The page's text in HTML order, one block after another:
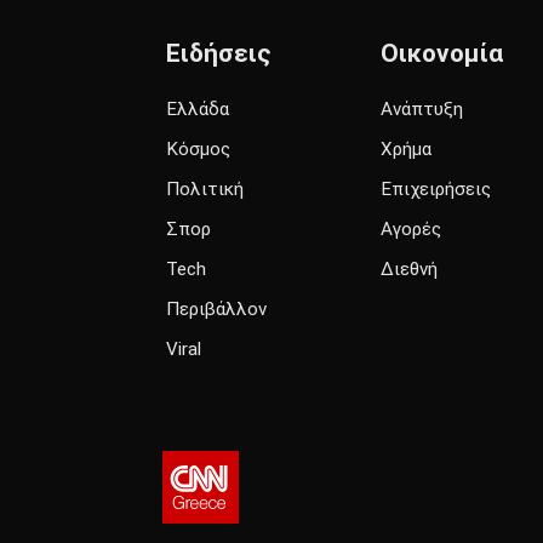
Ειδήσεις
Ελλάδα
Κόσμος
Πολιτική
Σπορ
Tech
Περιβάλλον
Viral
Οικονομία
Ανάπτυξη
Χρήμα
Επιχειρήσεις
Αγορές
Διεθνή